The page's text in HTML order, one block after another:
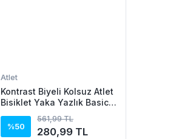
Atlet
Kontrast Biyeli Kolsuz Atlet
Bisiklet Yaka Yazlık Basic
%50
561,99 TL
280,99 TL